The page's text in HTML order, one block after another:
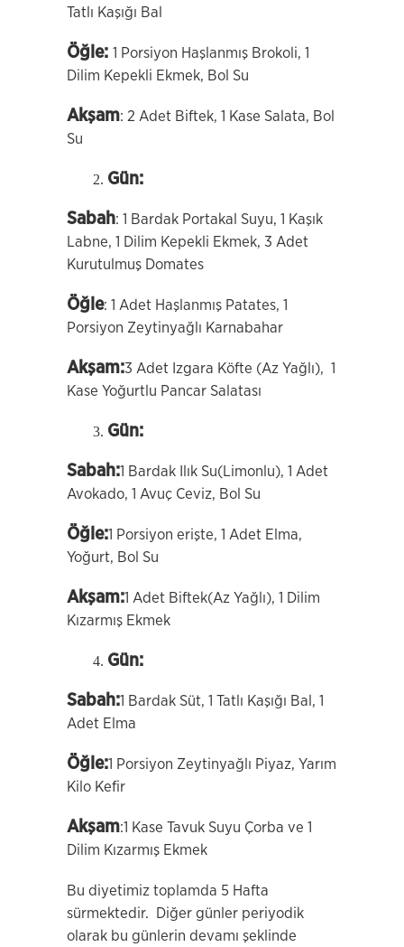
Tatlı Kaşığı Bal
Öğle: 1 Porsiyon Haşlanmış Brokoli, 1
Dilim Kepekli Ekmek, Bol Su
Akşam: 2 Adet Biftek, 1 Kase Salata, Bol
Su
Gün:
Sabah: 1 Bardak Portakal Suyu, 1 Kaşık
Labne, 1 Dilim Kepekli Ekmek, 3 Adet
Kurutulmuş Domates
Öğle: 1 Adet Haşlanmış Patates, 1
Porsiyon Zeytinyağlı Karnabahar
Akşam:3 Adet Izgara Köfte (Az Yağlı), 1
Kase Yoğurtlu Pancar Salatası
Gün:
Sabah:1 Bardak Ilık Su(Limonlu), 1 Adet
Avokado, 1 Avuç Ceviz, Bol Su
Öğle:1 Porsiyon erişte, 1 Adet Elma,
Yoğurt, Bol Su
Akşam:1 Adet Biftek(Az Yağlı), 1 Dilim
Kızarmış Ekmek
Gün:
Sabah:1 Bardak Süt, 1 Tatlı Kaşığı Bal, 1
Adet Elma
Öğle:1 Porsiyon Zeytinyağlı Piyaz, Yarım
Kilo Kefir
Akşam:1 Kase Tavuk Suyu Çorba ve 1
Dilim Kızarmış Ekmek
Bu diyetimiz toplamda 5 Hafta
sürmektedir. Diğer günler periyodik
olarak bu günlerin devamı şeklinde